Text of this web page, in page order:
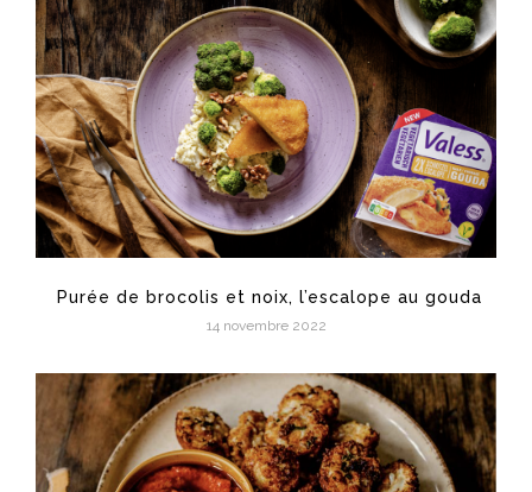
Purée de brocolis et noix, l’escalope au gouda
14 novembre 2022